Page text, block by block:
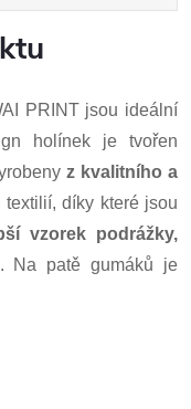
PRINT jsou ideální
holínek je tvořen
z kvalitního a
textilií, díky které jsou
vzorek podrážky,
Na patě gumáků je